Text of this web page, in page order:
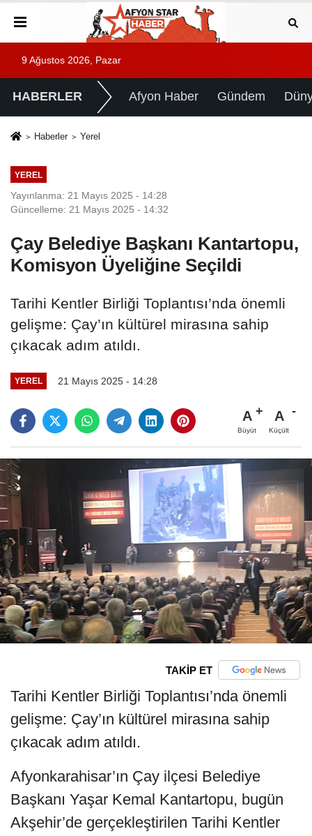
9 Ağustos 2026, Pazar
HABERLER Afyon Haber Gündem
Haberler Yerel
YEREL
Yayınlanma: 21 Mayıs 2025 - 14:28
Güncelleme: 21 Mayıs 2025 - 14:32
Çay Belediye Başkanı Kantartopu,
Komisyon Üyeliğine Seçildi
Tarihi Kentler Birliği Toplantısı’nda önemli
gelişme: Çay’ın kültürel mirasına sahip
çıkacak adım atıldı.
YEREL 21 Mayıs 2025 - 14:28
A
Büyüt
A
Küçült
TAKİP ET
Tarihi Kentler Birliği Toplantısı’nda önemli
gelişme: Çay’ın kültürel mirasına sahip
çıkacak adım atıldı.
Afyonkarahisar’ın Çay ilçesi Belediye
Başkanı Yaşar Kemal Kantartopu, bugün
Akşehir’de gerçekleştirilen Tarihi Kentler